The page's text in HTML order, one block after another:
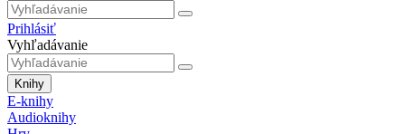
Prihlásiť
Vyhľadávanie
Knihy
E-knihy
Audioknihy